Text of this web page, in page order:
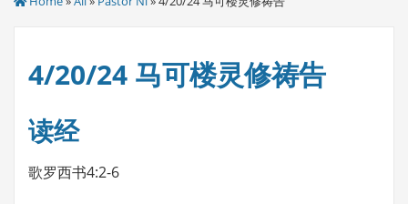
4/20/24 马可楼灵修祷告
读经
歌罗西书4:2-6